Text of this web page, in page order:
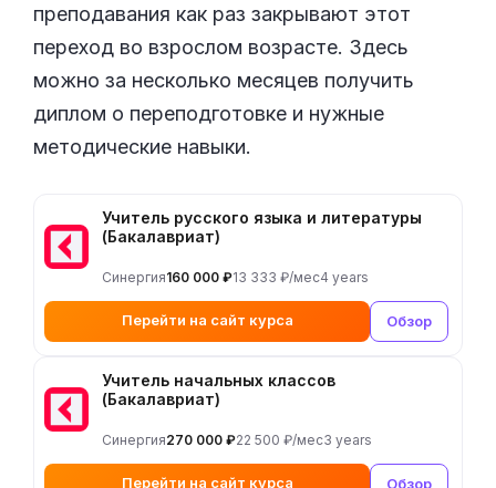
преподавания как раз закрывают этот
переход во взрослом возрасте. Здесь
можно за несколько месяцев получить
диплом о переподготовке и нужные
методические навыки.
Учитель русского языка и литературы
(Бакалавриат)
Синергия160 000 ₽13 333 ₽/мес4 years
Перейти на сайт курса Обзор
Учитель начальных классов
(Бакалавриат)
Синергия270 000 ₽22 500 ₽/мес3 years
Перейти на сайт курса Обзор